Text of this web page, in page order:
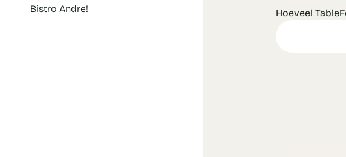
Bistro Andre!
Hoeveel